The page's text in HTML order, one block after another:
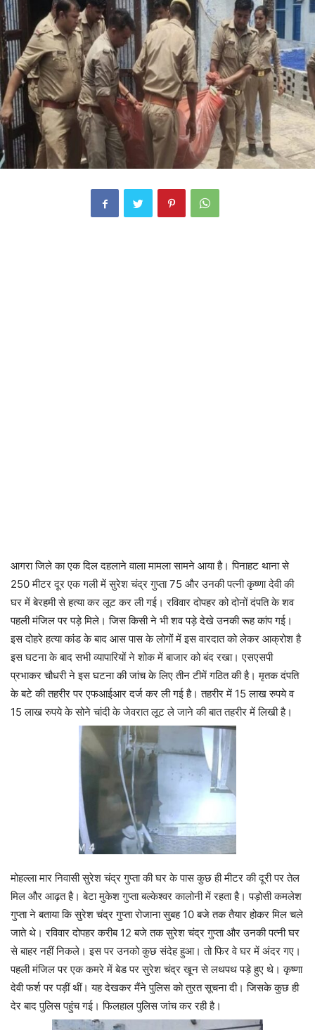
आगरा जिले का एक दिल दहलाने वाला मामला सामने आया है। पिनाहट थाना से
250 मीटर दूर एक गली में सुरेश चंद्र गुप्ता 75 और उनकी पत्नी कृष्णा देवी की
घर में बेरहमी से हत्या कर लूट कर ली गई। रविवार दोपहर को दोनों दंपति के शव
पहली मंजिल पर पड़े मिले। जिस किसी ने भी शव पड़े देखे उनकी रूह कांप गई।
इस दोहरे हत्या कांड के बाद आस पास के लोगों में इस वारदात को लेकर आक्रोश है
इस घटना के बाद सभी व्यापारियों ने शोक में बाजार को बंद रखा। एसएसपी
प्रभाकर चौधरी ने इस घटना की जांच के लिए तीन टीमें गठित की है। मृतक दंपति
के बटे की तहरीर पर एफआईआर दर्ज कर ली गई है। तहरीर में 15 लाख रुपये व
15 लाख रुपये के सोने चांदी के जेवरात लूट ले जाने की बात तहरीर में लिखी है।
मोहल्ला मार निवासी सुरेश चंद्र गुप्ता की घर के पास कुछ ही मीटर की दूरी पर तेल
मिल और आढ़त है। बेटा मुकेश गुप्ता बल्केश्वर कालोनी में रहता है। पड़ोसी कमलेश
गुप्ता ने बताया कि सुरेश चंद्र गुप्ता रोजाना सुबह 10 बजे तक तैयार होकर मिल चले
जाते थे। रविवार दोपहर करीब 12 बजे तक सुरेश चंद्र गुप्ता और उनकी पत्नी घर
से बाहर नहीं निकले। इस पर उनको कुछ संदेह हुआ। तो फिर वे घर में अंदर गए।
पहली मंजिल पर एक कमरे में बेड पर सुरेश चंद्र खून से लथपथ पड़े हुए थे। कृष्णा
देवी फर्श पर पड़ीं थीं। यह देखकर मैंने पुलिस को तुरत सूचना दी। जिसके कुछ ही
देर बाद पुलिस पहुंच गई। फिलहाल पुलिस जांच कर रही है।